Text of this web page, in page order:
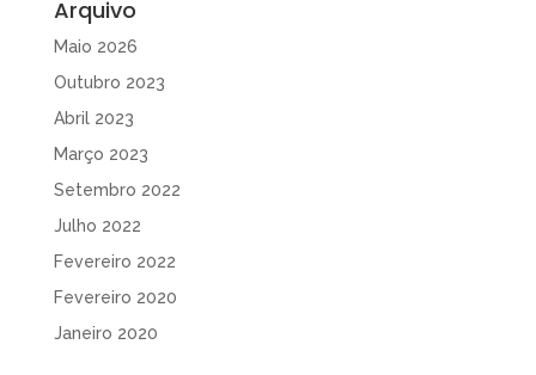
Arquivo
Maio 2026
Outubro 2023
Abril 2023
Março 2023
Setembro 2022
Julho 2022
Fevereiro 2022
Fevereiro 2020
Janeiro 2020